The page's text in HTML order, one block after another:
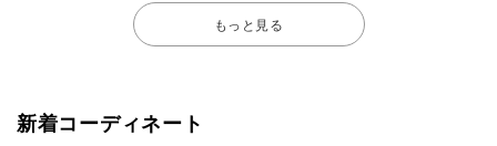
もっと見る
新着コーディネート